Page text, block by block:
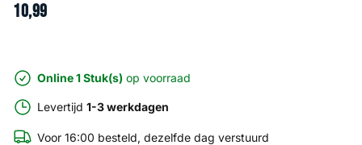
10,99
Online 1 Stuk(s) op voorraad
Levertijd 1-3 werkdagen
Voor 16:00 besteld, dezelfde dag verstuurd